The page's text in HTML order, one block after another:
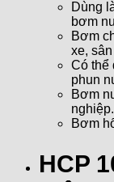
Dùng
bơm
Bơm
xe,
Có thể
phun
Bơm
nghiệp.
Bơm
HCP